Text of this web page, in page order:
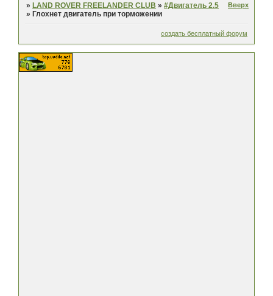
» LAND ROVER FREELANDER CLUB »#Двигатель 2.5
» Глохнет двигатель при торможении
Вверх
создать бесплатный форум